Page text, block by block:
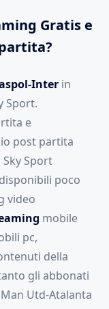
Gratis e
Inter in
Sport.
e
post partita
Sport
poco
video
mobile
pc,
della
gli abbonati
Utd-Atalanta